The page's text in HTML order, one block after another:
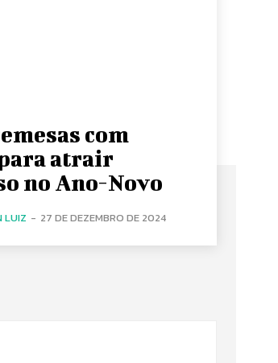
com
atrair
no Ano-Novo
LUIZ - 27 DE DEZEMBRO DE 2024